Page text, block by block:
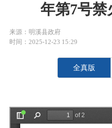
年第7号禁
来源：明溪县政府
时间：2025-12-23 15:29
全真版